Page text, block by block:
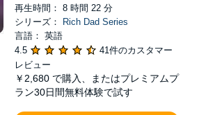
再生時間： 8 時間 22 分
シリーズ：
Rich Dad Series
言語： 英語
4.5
41件のカスタマー
レビュー
￥2,680 で購入、またはプレミアムプ
ラン30日間無料体験で試す